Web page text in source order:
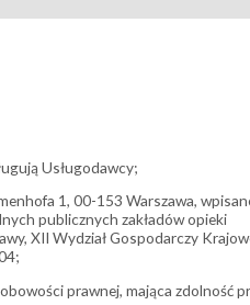
Usługodawcy;
1, 00-153 Warszawa,
publicznych zakładów opieki
XII Wydział Gospodarczy
prawnej, mająca zdolność